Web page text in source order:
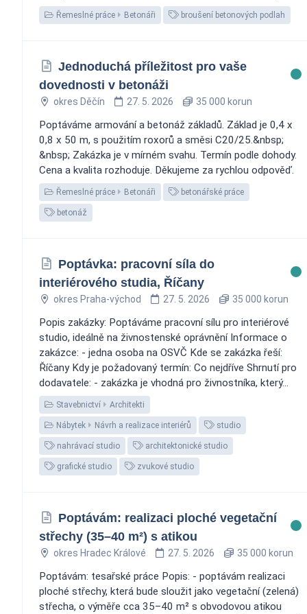
Řemeslné práce Betonáři broušení betonových podlah
Jednoduchá příležitost pro vaše
dovednosti v betonáži
okres Děčín 27. 5. 2026 35 000 korun
Poptáváme armování a betonáž základů. Základ je 0,4 x
0,8 x 50 m, s použitím roxorů a směsi C20/25.&nbsp;
&nbsp; Zakázka je v mírném svahu. Termín podle dohody.
Cena a kvalita rozhoduje. Děkujeme za rychlou odpověď.
Řemeslné práce Betonáři betonářské práce
betonáž
Poptávka: pracovní síla do
interiérového studia, Říčany
okres Praha-východ 27. 5. 2026 35 000 korun
Popis zakázky: Poptáváme pracovní sílu pro interiérové
studio, ideálně na živnostenské oprávnění Informace o
zakázce: - jedna osoba na OSVČ Kde se zakázka řeší:
Říčany Kdy je požadovaný termín: Co nejdříve Shrnutí pro
dodavatele: - zakázka je vhodná pro živnostníka, který...
Stavebnictví Architekti
Nábytek Návrh a realizace interiérů studio
nahrávací studio architektonické studio
grafické studio zvukové studio
Poptávám: realizaci ploché vegetační
střechy (35–40 m²) s atikou
okres Hradec Králové 27. 5. 2026 35 000 korun
Poptávám: tesařské práce Popis: - poptávám realizaci
ploché střechy, která bude sloužit jako vegetační (zelená)
střecha, o výměře cca 35–40 m² s obvodovou atikou